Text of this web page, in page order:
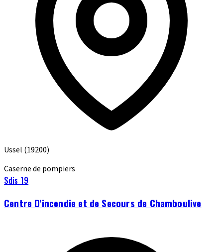
Ussel (19200)
Caserne de pompiers
Sdis 19
Centre D'incendie et de Secours de Chamboulive